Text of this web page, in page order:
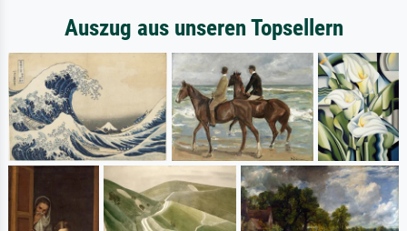
Auszug aus unseren Topsellern